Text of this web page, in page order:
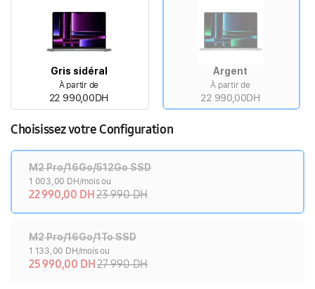
Gris sidéral
À partir de
22 990,00DH
Argent
À partir de
22 990,00DH
Choisissez votre Configuration
M2 Pro/16Go/512Go SSD
1 003,00 DH/mois ou
22 990,00 DH23 990 DH
M2 Pro/16Go/1To SSD
1 133,00 DH/mois ou
25 990,00 DH27 990 DH